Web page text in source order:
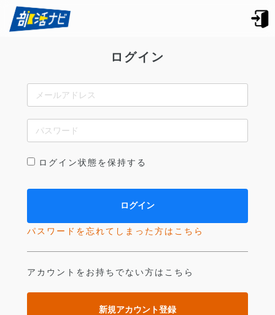
ログイン
ログイン状態を保持する
パスワードを忘れてしまった方はこちら
アカウントをお持ちでない方はこちら
新規アカウント登録